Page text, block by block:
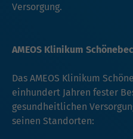
Versorgung.
AMEOS Klinikum
Das AMEOS Klinikum
einhundert Jahren fester
gesundheitlichen
seinen Standorten: